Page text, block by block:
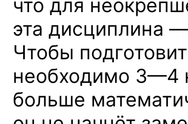
что для
эта дисциплина
Чтобы
необходимо 3—4
больше